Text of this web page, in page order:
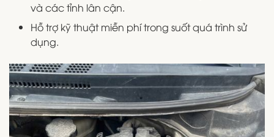
và các tỉnh lân cận.
Hỗ trợ kỹ thuật miễn phí trong suốt quá trình sử
dụng.